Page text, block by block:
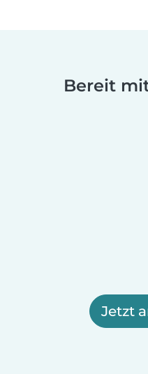
Bereit
Jetzt